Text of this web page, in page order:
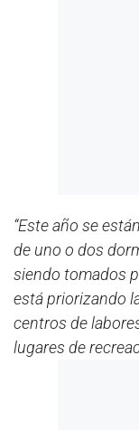
“Este año se
de uno o dos
siendo tomados
está priorizando
centros de
lugares de